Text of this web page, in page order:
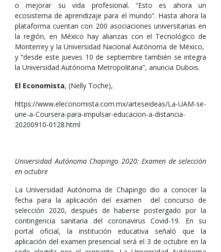
o mejorar su vida profesional. “Esto es ahora un
ecosistema de aprendizaje para el mundo”. Hasta ahora la
plataforma cuentan con 200 asociaciones universitarias en
la región, en México hay alianzas con el Tecnológico de
Monterrey y la Universidad Nacional Autónoma de México,
y “desde este jueves 10 de septiembre también se integra
la Universidad Autónoma Metropolitana”, anuncia Dubois.
El Economista, (Nelly Toche),
https://www.eleconomista.com.mx/arteseideas/La-UAM-se-
une-a-Coursera-para-impulsar-educacion-a-distancia-
20200910-0128.html
Universidad Autónoma Chapingo 2020: Examen de selección
en octubre
La Universidad Autónoma de Chapingo dio a conocer la
fecha para la aplicación del examen del concurso de
selección 2020, después de haberse postergado por la
contingencia sanitaria del coronavirus Covid-19. En su
portal oficial, la institución educativa señaló que la
aplicación del examen presencial será el 3 de octubre en la